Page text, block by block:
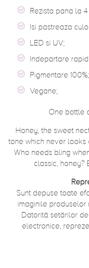
Rezista pana la
Isi pastreaza
LED si UV;
Indepartare
Pigmentare 100%;
Vegane;
One bottle
Honey, the sweet
tone which never looks
Who needs bling
classic, honey?
Sunt depuse toate
imaginile produselor
Datorită setărilor
electronice,